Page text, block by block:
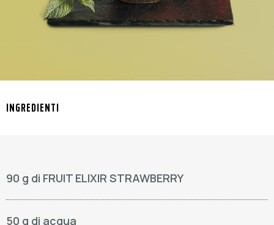
INGREDIENTI
90 g di FRUIT ELIXIR STRAWBERRY
50 g di acqua